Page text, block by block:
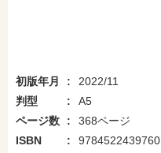
初版年月
2022/11
判型
A5
ページ数
368ページ
ISBN
9784522439760